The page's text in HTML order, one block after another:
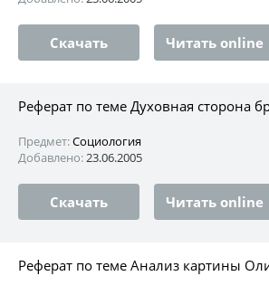
Скачать Читать online
Реферат по теме Духовная сторона
Предмет:Социология
Добавлено:23.06.2005
Скачать Читать online
Реферат по теме Анализ картины